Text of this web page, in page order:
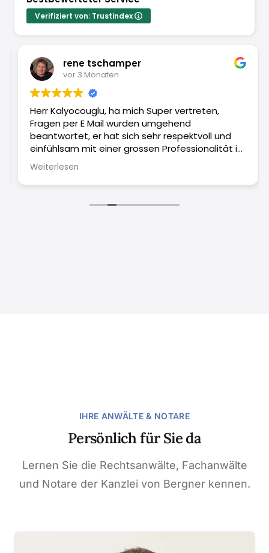
Verifiziert von: Trustindex
rene tschamper
vor 3 Monaten
Herr Kalyocouglu, ha mich Super vertreten,
Fragen per E Mail wurden umgehend
beantwortet, er hat sich sehr respektvoll und
einfühlsam mit einer grossen Professionalität in
den Fall eingearbeitet, man sieht immer wieder
es zählt nich nur das fachliche Wissen, sondern
auch wie man es menschlich umsetzt,Top
Weiterlesen
IHRE ANWÄLTE & NOTARE
Persönlich für Sie da
Lernen Sie die Rechtsanwälte, Fachanwälte
und Notare der Kanzlei von Bergner kennen.